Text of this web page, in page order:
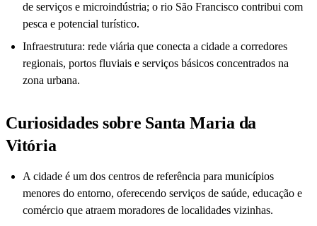
de serviços e microindústria; o rio São Francisco contribui com
pesca e potencial turístico.
Infraestrutura: rede viária que conecta a cidade a corredores
regionais, portos fluviais e serviços básicos concentrados na
zona urbana.
Curiosidades sobre Santa Maria da
Vitória
A cidade é um dos centros de referência para municípios
menores do entorno, oferecendo serviços de saúde, educação e
comércio que atraem moradores de localidades vizinhas.